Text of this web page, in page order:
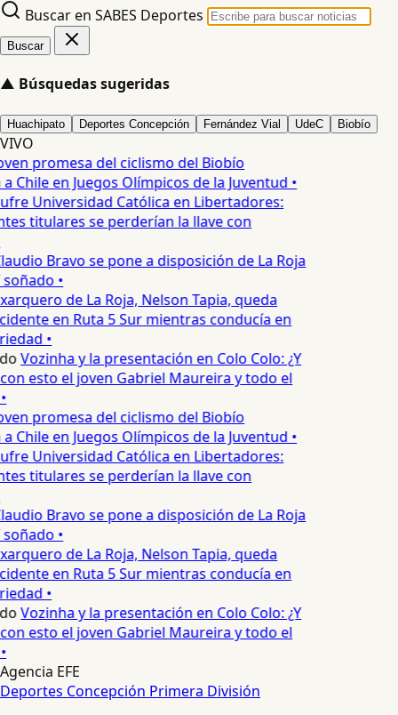
Buscar en SABES Deportes
Buscar
▲ Búsquedas sugeridas
Huachipato Deportes Concepción Fernández Vial UdeC Biobío
VIVO
promesa del ciclismo del Biobío
Chile en Juegos Olímpicos de la Juventud •
Universidad Católica en Libertadores:
titulares se perderían la llave con
Bravo se pone a disposición de La Roja
•
de La Roja, Nelson Tapia, queda
en Ruta 5 Sur mientras conducía en
•
Vozinha y la presentación en Colo Colo: ¿Y
esto el joven Gabriel Maureira y todo el
promesa del ciclismo del Biobío
Chile en Juegos Olímpicos de la Juventud •
Universidad Católica en Libertadores:
titulares se perderían la llave con
Bravo se pone a disposición de La Roja
•
de La Roja, Nelson Tapia, queda
en Ruta 5 Sur mientras conducía en
•
Vozinha y la presentación en Colo Colo: ¿Y
esto el joven Gabriel Maureira y todo el
Agencia EFE
Deportes Concepción Primera División